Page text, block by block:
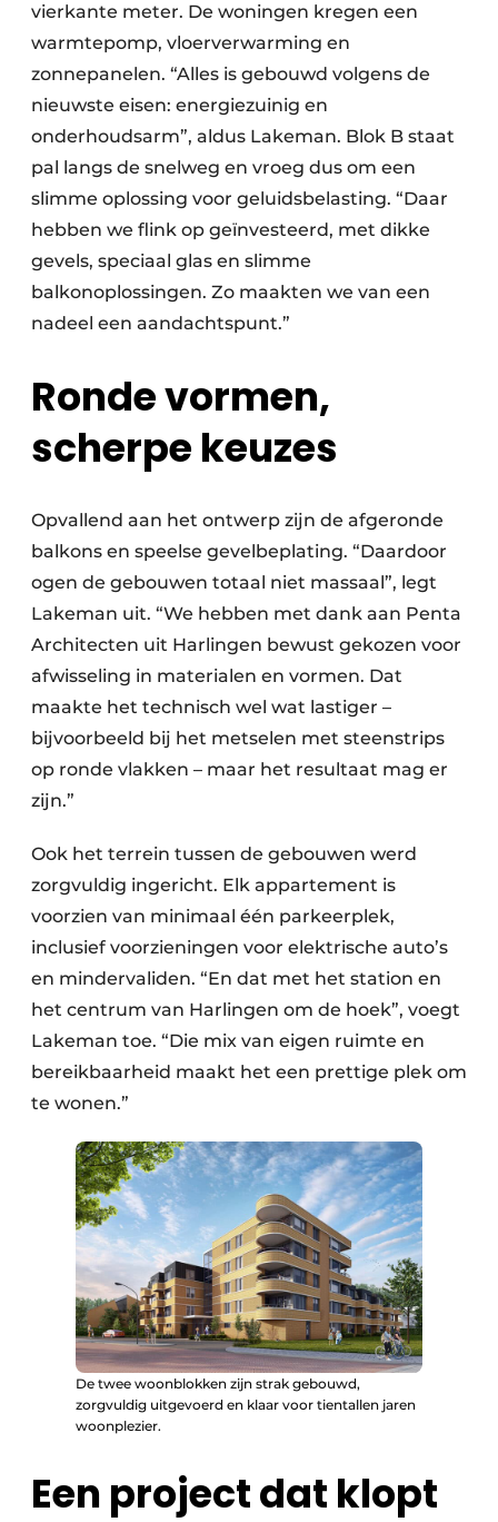
vierkante meter. De woningen kregen een
warmtepomp, vloerverwarming en
zonnepanelen. “Alles is gebouwd volgens de
nieuwste eisen: energiezuinig en
onderhoudsarm”, aldus Lakeman. Blok B staat
pal langs de snelweg en vroeg dus om een
slimme oplossing voor geluidsbelasting. “Daar
hebben we flink op geïnvesteerd, met dikke
gevels, speciaal glas en slimme
balkonoplossingen. Zo maakten we van een
nadeel een aandachtspunt.”
Ronde vormen,
scherpe keuzes
Opvallend aan het ontwerp zijn de afgeronde
balkons en speelse gevelbeplating. “Daardoor
ogen de gebouwen totaal niet massaal”, legt
Lakeman uit. “We hebben met dank aan Penta
Architecten uit Harlingen bewust gekozen voor
afwisseling in materialen en vormen. Dat
maakte het technisch wel wat lastiger –
bijvoorbeeld bij het metselen met steenstrips
op ronde vlakken – maar het resultaat mag er
zijn.”
Ook het terrein tussen de gebouwen werd
zorgvuldig ingericht. Elk appartement is
voorzien van minimaal één parkeerplek,
inclusief voorzieningen voor elektrische auto’s
en mindervaliden. “En dat met het station en
het centrum van Harlingen om de hoek”, voegt
Lakeman toe. “Die mix van eigen ruimte en
bereikbaarheid maakt het een prettige plek om
te wonen.”
De twee woonblokken zijn strak gebouwd,
zorgvuldig uitgevoerd en klaar voor tientallen jaren
woonplezier.
Een project dat klopt